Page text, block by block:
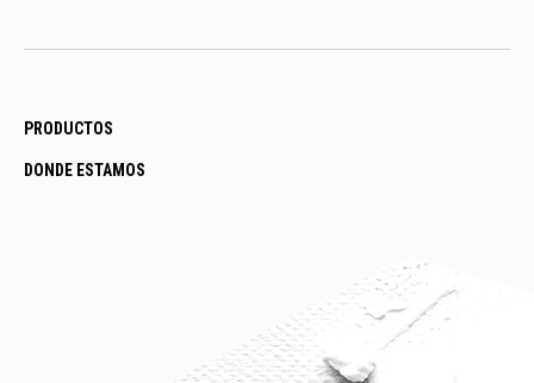
PRODUCTOS
DONDE ESTAMOS